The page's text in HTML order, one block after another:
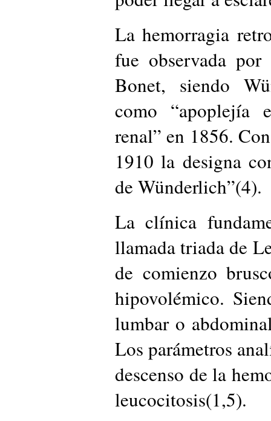
La hemorragia
fue observada
Bonet, siendo
como “apoplejía
renal” en 1856.
1910 la designa
de Wünderlich”(4).
La clínica
llamada triada de
de comienzo
hipovolémico.
lumbar o
Los parámetros
descenso de la
leucocitosis(1,5).